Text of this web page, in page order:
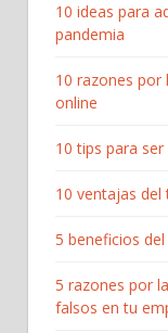
10 ideas para
pandemia
10 razones por
online
10 tips para
10 ventajas del
5 beneficios
5 razones por
falsos en tu